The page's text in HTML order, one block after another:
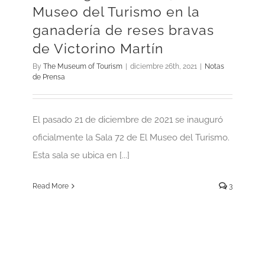
Museo del Turismo en la
ganadería de reses bravas
de Victorino Martín
By The Museum of Tourism diciembre 26th, 2021
Notas
de Prensa
El pasado 21 de diciembre de 2021 se inauguró
oficialmente la Sala 72 de El Museo del Turismo.
Esta sala se ubica en [...]
Read More 3